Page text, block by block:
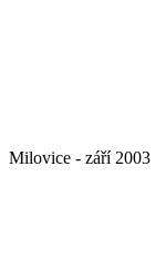
Milovice - září 2003